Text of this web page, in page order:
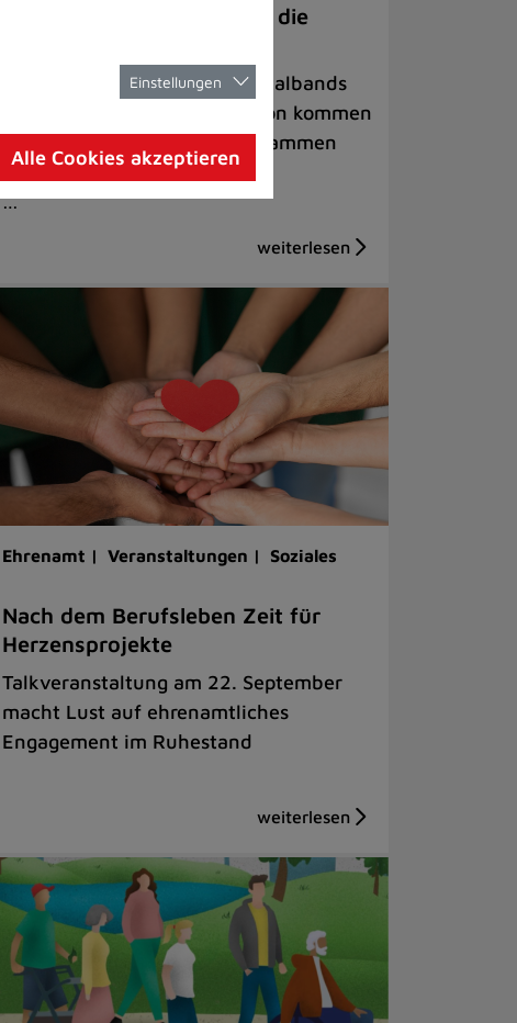
„Manege Madness“ bringt die
Internationale Rock- und Metalbands
und starke Acts aus der Region kommen
am 17. Oktober in Lintorf zusammen
…
Ehrenamt | Veranstaltungen | Soziales
Nach dem Berufsleben Zeit für
Herzensprojekte
Talkveranstaltung am 22. September
macht Lust auf ehrenamtliches
Engagement im Ruhestand
Einstellungen
Alle Cookies akzeptieren